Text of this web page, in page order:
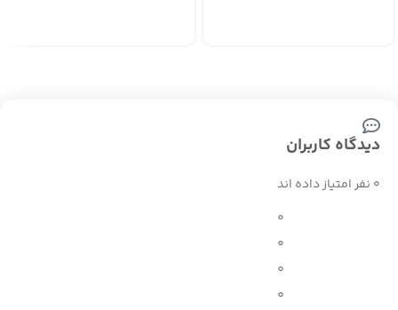
دیدگاه کاربران
0 نفر امتیاز داده اند
0
0
0
0